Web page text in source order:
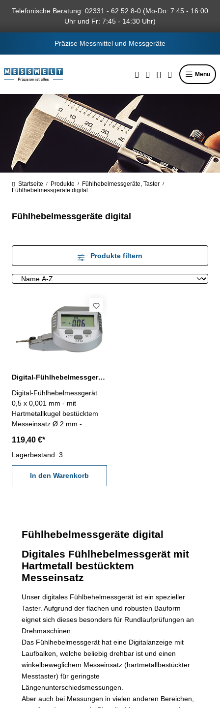
springen
Telefonische Beratung: 02331 - 62 52 8-0 (Mo-Do: 7:45 - 16:00
Uhr und Fr: 7:45 - 14:30 Uhr)
Präzise Messmittel und Messgeräte
Menü
Startseite / Produkte / Fühlhebelmessgeräte, Taster /
Fühlhebelmessgeräte digital
Fühlhebelmessgeräte digital
Produkte filtern
Digital-Fühlhebelmessgerät 0,5 x 0,001 mm mit HM-Messeinsatz
Digital-Fühlhebelmessgerät
0,5 x 0,001 mm - mit
Hartmetallkugel bestücktem
Messeinsatz Ø 2 mm -
Messrichtung - mit
Schwalbenschwanzführungen
für Einspannschaft Ø 6 mm
und Ø 8 mm (inkl.) -
Digitalanzeige mit Laufbalken,
Maximum, Minimum und
Behältnis/Kasten -
Messbereich: ± 0,5 mm -
Genauigkeit: 0,02 mm
119,40 €*
Lagerbestand: 3
In den Warenkorb
Fühlhebelmessgeräte digital
Digitales Fühlhebelmessgerät mit
Hartmetall bestücktem
Messeinsatz
Unser digitales Fühlbehelmessgerät ist ein spezieller
Taster. Aufgrund der flachen und robusten Bauform
eignet sich dieses besonders für Rundlaufprüfungen an
Drehmaschinen.
Das Fühlhebelmessgerät hat eine Digitalanzeige mit
Laufbalken, welche beliebig drehbar ist und einen
winkelbeweglichem Messeinsatz (hartmetallbestückter
Messtaster) für geringste
Längenunterschiedsmessungen.
Aber auch bei Messungen in vielen anderen Bereichen,